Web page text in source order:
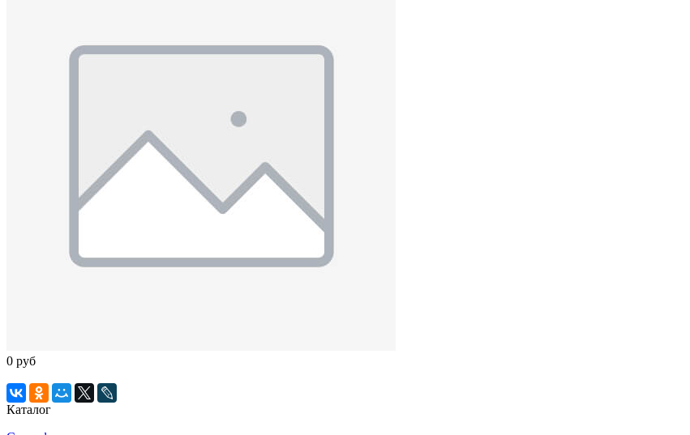
0 руб
Каталог